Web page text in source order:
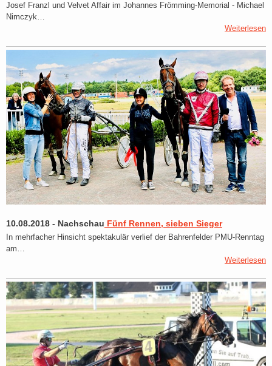
Josef Franzl und Velvet Affair im Johannes Frömming-Memorial - Michael
Nimczyk…
Weiterlesen
10.08.2018 - Nachschau Fünf Rennen, sieben Sieger
In mehrfacher Hinsicht spektakulär verlief der Bahrenfelder PMU-Renntag
am…
Weiterlesen